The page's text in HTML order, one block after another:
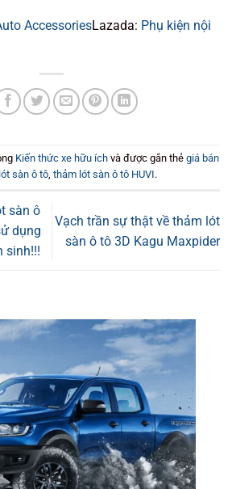
AccessoriesLazada: Phụ kiện nội
Kiến thức xe hữu ích và được gắn thẻ giá bán
sàn ô tô, thảm lót sàn ô tô HUVI.
sàn ô
dụng
sinh!!!
Vạch trần sự thật về thảm lót
sàn ô tô 3D Kagu Maxpider